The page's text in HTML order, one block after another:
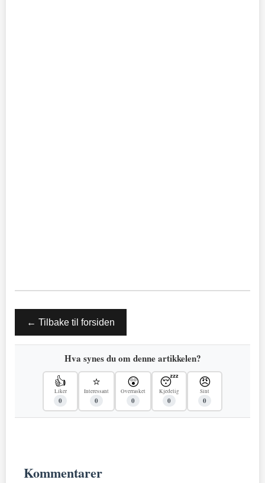
← Tilbake til forsiden
Hva synes du om denne artikkelen?
👍
Liker
0
⭐
Interessant
0
😲
Overrasket
0
😴
Kjedelig
0
😠
Sint
0
Kommentarer